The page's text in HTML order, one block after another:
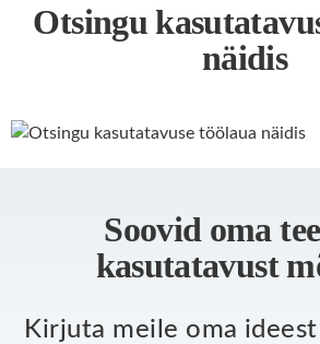
Otsingu
näidis
Soovid oma
kasutatavust
Kirjuta meile oma